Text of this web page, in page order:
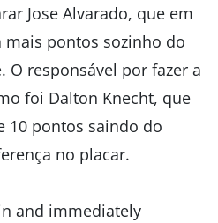
Jose Alvarado, que em
mais pontos sozinho do
O responsável por fazer a
foi Dalton Knecht, que
10 pontos saindo do
no placar.
and immediately